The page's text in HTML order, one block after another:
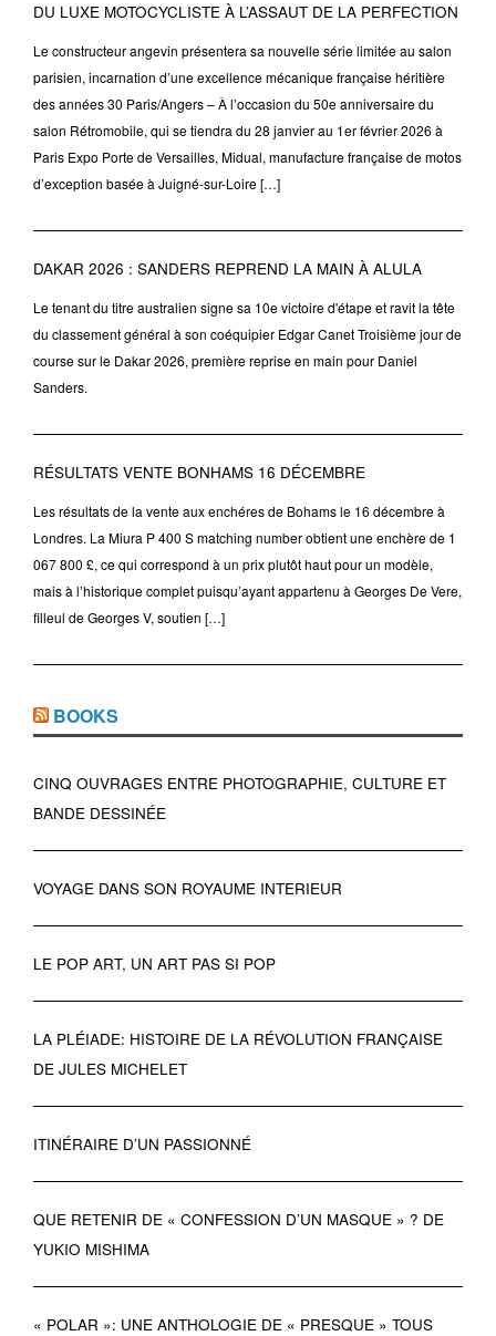
DU LUXE MOTOCYCLISTE À L’ASSAUT DE LA PERFECTION
Le constructeur angevin présentera sa nouvelle série limitée au salon
parisien, incarnation d’une excellence mécanique française héritière
des années 30 Paris/Angers – À l’occasion du 50e anniversaire du
salon Rétromobile, qui se tiendra du 28 janvier au 1er février 2026 à
Paris Expo Porte de Versailles, Midual, manufacture française de motos
d’exception basée à Juigné-sur-Loire […]
DAKAR 2026 : SANDERS REPREND LA MAIN À ALULA
Le tenant du titre australien signe sa 10e victoire d'étape et ravit la tête
du classement général à son coéquipier Edgar Canet Troisième jour de
course sur le Dakar 2026, première reprise en main pour Daniel
Sanders.
RÉSULTATS VENTE BONHAMS 16 DÉCEMBRE
Les résultats de la vente aux enchéres de Bohams le 16 décembre à
Londres. La Miura P 400 S matching number obtient une enchère de 1
067 800 £, ce qui correspond à un prix plutôt haut pour un modèle,
mais à l’historique complet puisqu’ayant appartenu à Georges De Vere,
filleul de Georges V, soutien […]
BOOKS
CINQ OUVRAGES ENTRE PHOTOGRAPHIE, CULTURE ET
BANDE DESSINÉE
VOYAGE DANS SON ROYAUME INTERIEUR
LE POP ART, UN ART PAS SI POP
LA PLÉIADE: HISTOIRE DE LA RÉVOLUTION FRANÇAISE
DE JULES MICHELET
ITINÉRAIRE D’UN PASSIONNÉ
QUE RETENIR DE « CONFESSION D’UN MASQUE » ? DE
YUKIO MISHIMA
« POLAR »: UNE ANTHOLOGIE DE « PRESQUE » TOUS